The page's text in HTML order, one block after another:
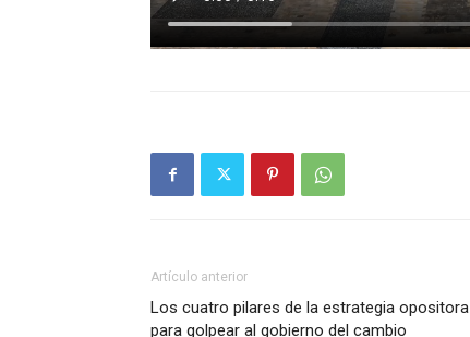
Artículo anterior
Los cuatro pilares de la estrategia opositora
para golpear al gobierno del cambio